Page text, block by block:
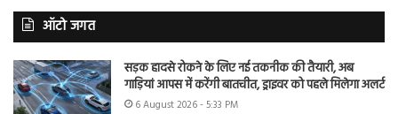
ऑटो जगत
सड़क हादसे रोकने के लिए नई तकनीक की तैयारी, अब
गाड़ियां आपस में करेंगी बातचीत, ड्राइवर को पहले मिलेगा अलर्ट
6 August 2026 - 5:33 PM